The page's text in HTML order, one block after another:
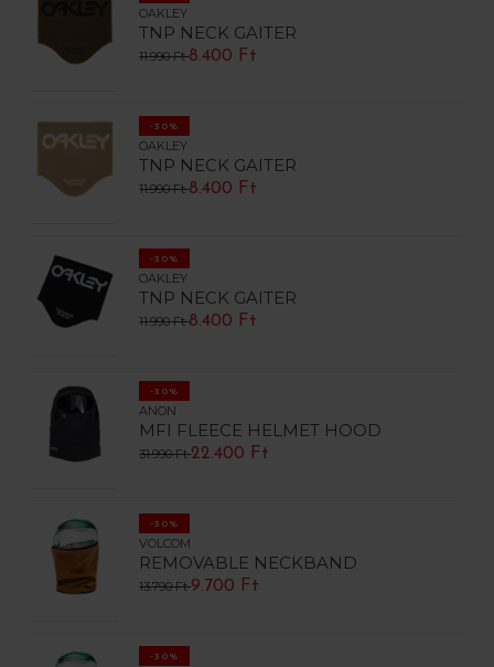
OAKLEY
TNP NECK GAITER
11.990 Ft8.400 Ft
-30%
OAKLEY
TNP NECK GAITER
11.990 Ft8.400 Ft
-30%
OAKLEY
TNP NECK GAITER
11.990 Ft8.400 Ft
-30%
ANON
MFI FLEECE HELMET HOOD
31.990 Ft22.400 Ft
-30%
VOLCOM
REMOVABLE NECKBAND
13.790 Ft9.700 Ft
-30%